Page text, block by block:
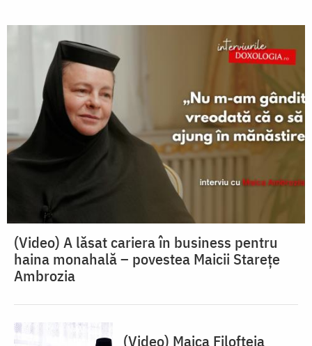
(Video) A lăsat cariera în business pentru
haina monahală – povestea Maicii Starețe
Ambrozia
(Video) Maica Filofteia